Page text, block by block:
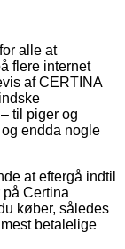
alle at
flere internet
af CERTINA
til piger og
endda nogle
at eftergå indtil
på Certina
køber, således
betalelige